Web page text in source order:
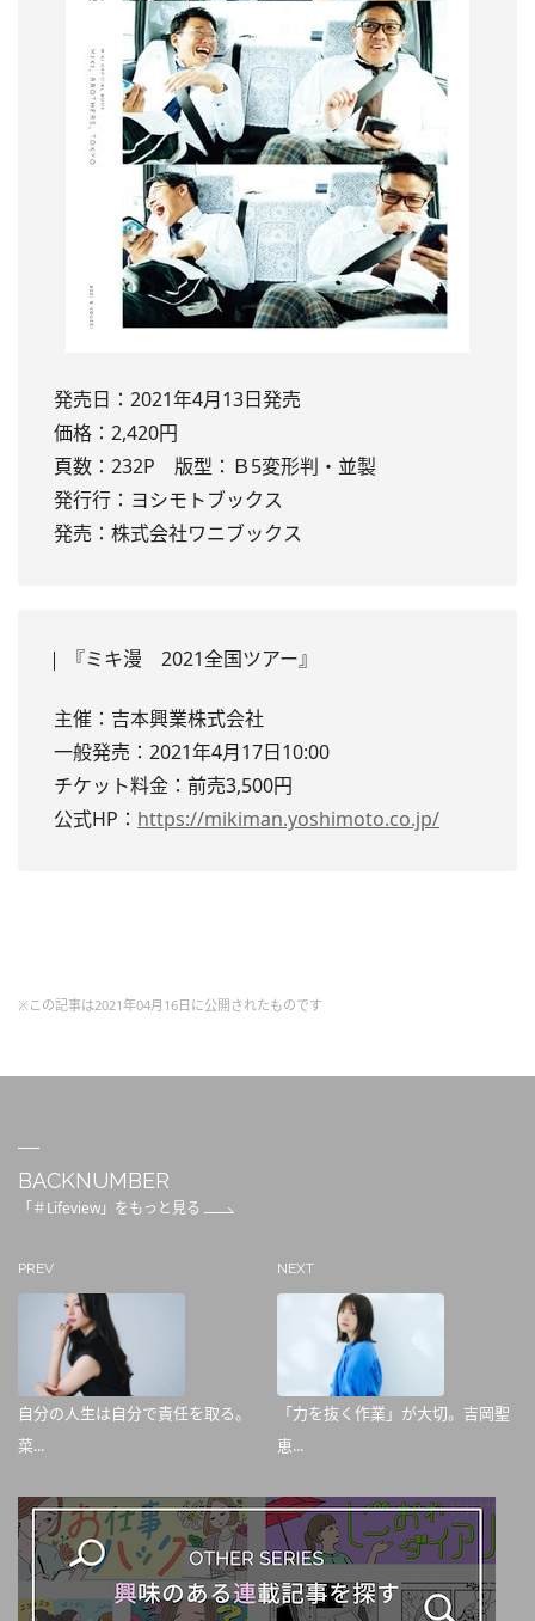
発売日：2021年4月13日発売
価格：2,420円
頁数：232P 版型：Ｂ5変形判・並製
発行行：ヨシモトブックス
発売：株式会社ワニブックス
『ミキ漫 2021全国ツアー』
主催：吉本興業株式会社
一般発売：2021年4月17日10:00
チケット料金：前売3,500円
公式HP： https://mikiman.yoshimoto.co.jp/
※この記事は2021年04月16日に公開されたものです
BACKNUMBER
「＃Lifeview」をもっと見る
PREV
自分の人生は自分で責任を取る。
菜...
NEXT
「力を抜く作業」が大切。吉岡聖
恵...